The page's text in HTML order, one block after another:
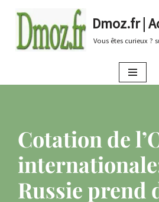
au
Dmoz.fr |
Vous êtes curieux ?
Cotation de
Russie prend